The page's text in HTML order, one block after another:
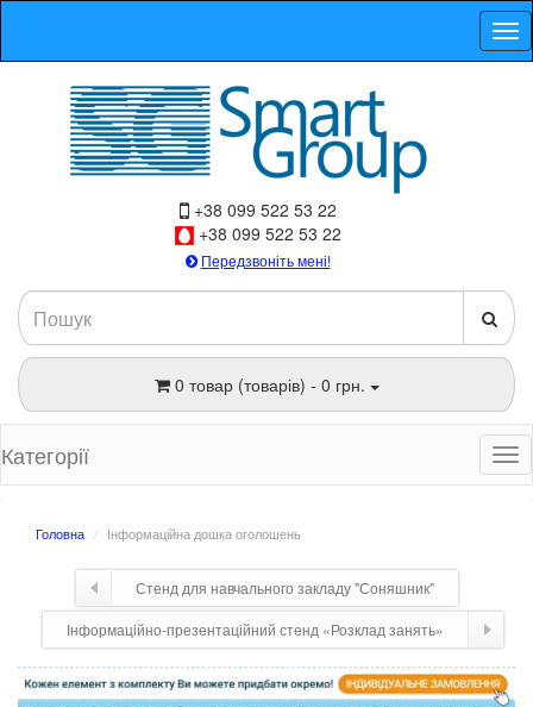
+38 099 522 53 22
+38 099 522 53 22
Передзвоніть мені!
0 товар (товарів) - 0 грн.
Категорії
Головна Інформаційна дошка оголошень
Стенд для навчального закладу "Соняшник"
Інформаційно-презентаційний стенд «Розклад занять»